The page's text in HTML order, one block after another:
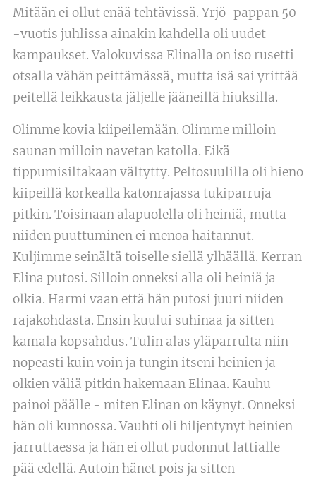
Mitään ei ollut enää tehtävissä. Yrjö-pappan 50
-vuotis juhlissa ainakin kahdella oli uudet
kampaukset. Valokuvissa Elinalla on iso rusetti
otsalla vähän peittämässä, mutta isä sai yrittää
peitellä leikkausta jäljelle jääneillä hiuksilla.
Olimme kovia kiipeilemään. Olimme milloin
saunan milloin navetan katolla. Eikä
tippumisiltakaan vältytty. Peltosuulilla oli hieno
kiipeillä korkealla katonrajassa tukiparruja
pitkin. Toisinaan alapuolella oli heiniä, mutta
niiden puuttuminen ei menoa haitannut.
Kuljimme seinältä toiselle siellä ylhäällä. Kerran
Elina putosi. Silloin onneksi alla oli heiniä ja
olkia. Harmi vaan että hän putosi juuri niiden
rajakohdasta. Ensin kuului suhinaa ja sitten
kamala kopsahdus. Tulin alas yläparrulta niin
nopeasti kuin voin ja tungin itseni heinien ja
olkien väliä pitkin hakemaan Elinaa. Kauhu
painoi päälle - miten Elinan on käynyt. Onneksi
hän oli kunnossa. Vauhti oli hiljentynyt heinien
jarruttaessa ja hän ei ollut pudonnut lattialle
pää edellä. Autoin hänet pois ja sitten